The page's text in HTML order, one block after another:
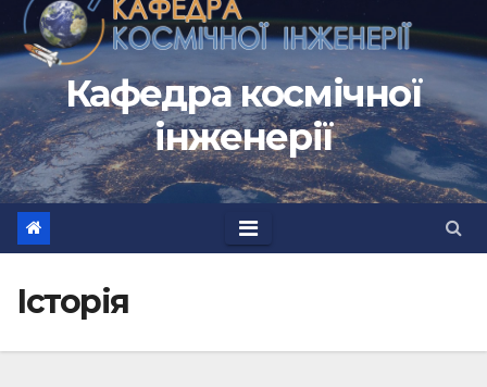
Кафедра космічної
інженерії
Історія